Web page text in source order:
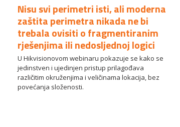
Nisu svi perimetri isti, ali moderna
zaštita perimetra nikada ne bi
trebala ovisiti o fragmentiranim
rješenjima ili nedosljednoj logici
U Hikvisionovom webinaru pokazuje se kako se
jedinstven i ujedinjen pristup prilagođava
različitim okruženjima i veličinama lokacija, bez
povećanja složenosti.